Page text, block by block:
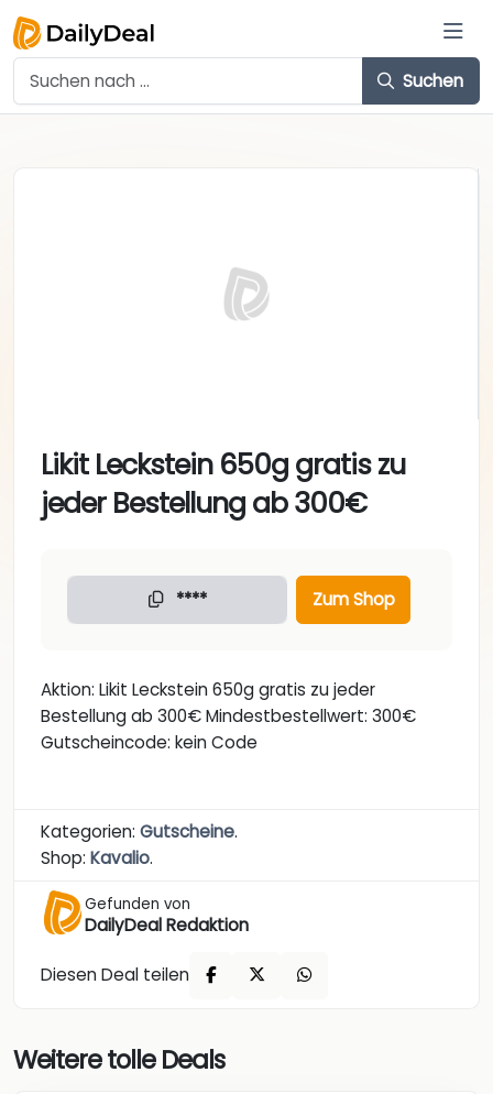
Suchen
Likit Leckstein 650g gratis zu
jeder Bestellung ab 300€
**** Zum Shop
Aktion: Likit Leckstein 650g gratis zu jeder
Bestellung ab 300€ Mindestbestellwert: 300€
Gutscheincode: kein Code
Kategorien: Gutscheine.
Shop: Kavalio.
Gefunden von
DailyDeal Redaktion
Diesen Deal teilen
Weitere tolle Deals